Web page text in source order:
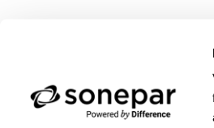
Felanmälan
Returer
Beställa PDF fakturor